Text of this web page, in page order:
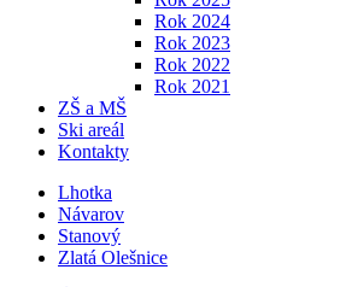
Rok 2024
Rok 2023
Rok 2022
Rok 2021
ZŠ a MŠ
Ski areál
Kontakty
Lhotka
Návarov
Stanový
Zlatá Olešnice